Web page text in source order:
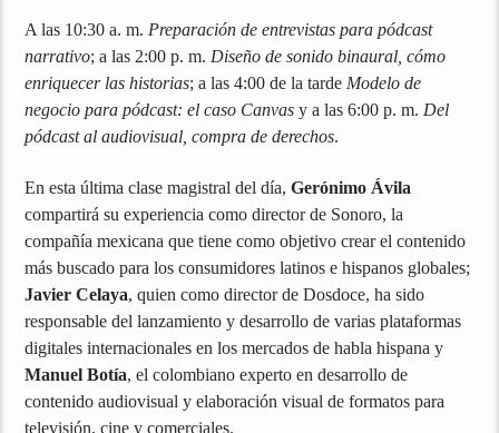
A las 10:30 a. m. Preparación de entrevistas para pódcast
narrativo; a las 2:00 p. m. Diseño de sonido binaural, cómo
enriquecer las historias; a las 4:00 de la tarde Modelo de
negocio para pódcast: el caso Canvas y a las 6:00 p. m. Del
pódcast al audiovisual, compra de derechos.
En esta última clase magistral del día,Gerónimo Ávila
compartirá su experiencia como director de Sonoro, la
compañía mexicana que tiene como objetivo crear el contenido
más buscado para los consumidores latinos e hispanos globales;
Javier Celaya, quien como director de Dosdoce, ha sido
responsable del lanzamiento y desarrollo de varias plataformas
digitales internacionales en los mercados de habla hispana y
Manuel Botía, el colombiano experto en desarrollo de
contenido audiovisual y elaboración visual de formatos para
televisión, cine y comerciales.